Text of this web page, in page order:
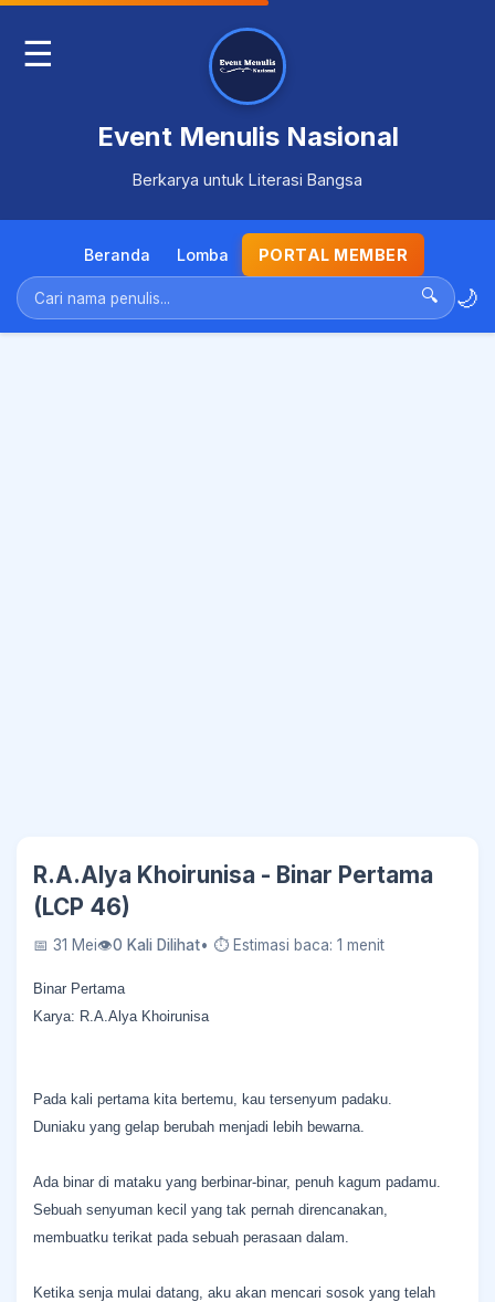
☰
Event Menulis Nasional
Berkarya untuk Literasi Bangsa
Beranda Lomba PORTAL MEMBER
🔍 🌙
R.A.Alya Khoirunisa - Binar Pertama
(LCP 46)
📅 31 Mei👁0 Kali Dilihat• ⏱ Estimasi baca: 1 menit
Binar Pertama
Karya: R.A.Alya Khoirunisa
Pada kali pertama kita bertemu, kau tersenyum padaku.
Duniaku yang gelap berubah menjadi lebih bewarna.
Ada binar di mataku yang berbinar-binar, penuh kagum padamu.
Sebuah senyuman kecil yang tak pernah direncanakan,
membuatku terikat pada sebuah perasaan dalam.
Ketika senja mulai datang, aku akan mencari sosok yang telah